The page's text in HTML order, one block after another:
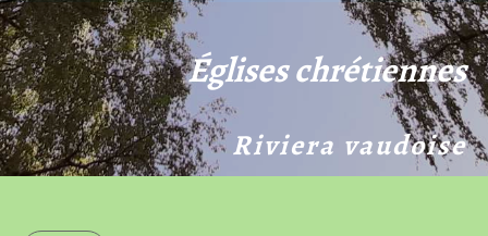
Églises chrétiennes
Riviera vaudoise